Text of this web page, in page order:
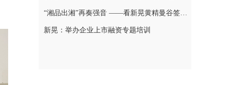
“湘品出湘”再奏强音 ——看新晃黄精曼谷签单背后的“强链密码”
新晃：举办企业上市融资专题培训